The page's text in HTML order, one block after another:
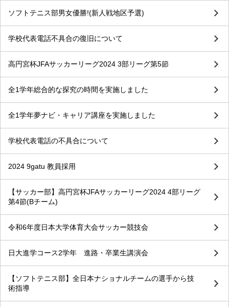
ソフトテニス部男女優勝!(新人戦地区予選)
学校代表電話不具合の復旧について
高円宮杯JFAサッカーリーグ2024 3部リーグ第5節
全1学年総合的な探究の時間を実施しました
全1学年夢ナビ・キャリア講座を実施しました
学校代表電話の不具合について
2024 9gatu 教員採用
【サッカー部】高円宮杯JFAサッカーリーグ2024 4部リーグ
第4節(Bチーム)
令和6年度日本大学体育大会サッカー競技会
日大進学コース2学年 進路・卒業生講演会
【ソフトテニス部】全日本ナショナルチームの選手から技
術指導